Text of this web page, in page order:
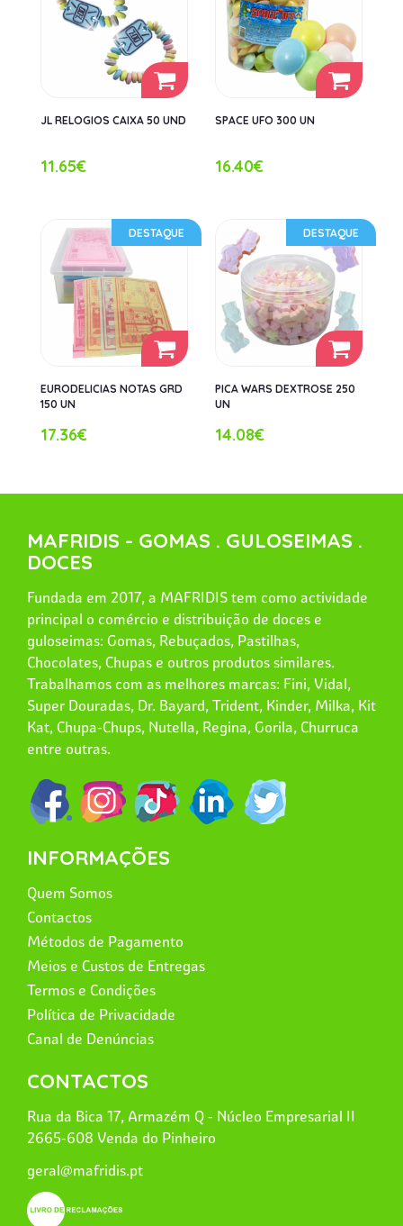
JL RELOGIOS CAIXA 50 UND
11.65€
SPACE UFO 300 UN
16.40€
DESTAQUE
EURODELICIAS NOTAS GRD
150 UN
17.36€
DESTAQUE
PICA WARS DEXTROSE 250
UN
14.08€
MAFRIDIS - GOMAS . GULOSEIMAS .
DOCES
Fundada em 2017, a MAFRIDIS tem como actividade
principal o comércio e distribuição de doces e
guloseimas: Gomas, Rebuçados, Pastilhas,
Chocolates, Chupas e outros produtos similares.
Trabalhamos com as melhores marcas: Fini, Vidal,
Super Douradas, Dr. Bayard, Trident, Kinder, Milka, Kit
Kat, Chupa-Chups, Nutella, Regina, Gorila, Churruca
entre outras.
INFORMAÇÕES
Quem Somos
Contactos
Métodos de Pagamento
Meios e Custos de Entregas
Termos e Condições
Política de Privacidade
Canal de Denúncias
CONTACTOS
Rua da Bica 17, Armazém Q - Núcleo Empresarial II
2665-608 Venda do Pinheiro
geral@mafridis.pt